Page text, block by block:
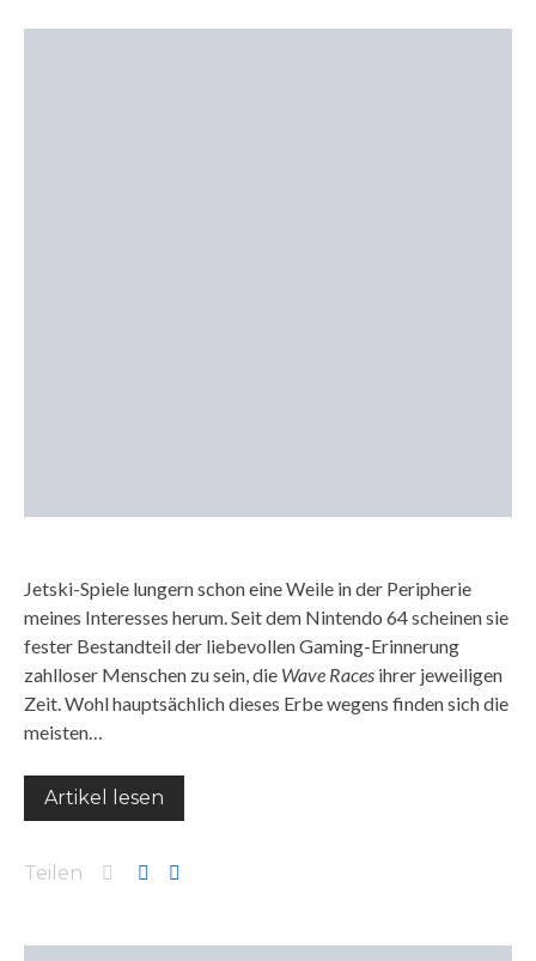
Jetski-Spiele lungern schon eine Weile in der Peripherie
meines Interesses herum. Seit dem Nintendo 64 scheinen sie
fester Bestandteil der liebevollen Gaming-Erinnerung
zahlloser Menschen zu sein, die Wave Races ihrer jeweiligen
Zeit. Wohl hauptsächlich dieses Erbe wegens finden sich die
meisten…
Artikel lesen
Teilen